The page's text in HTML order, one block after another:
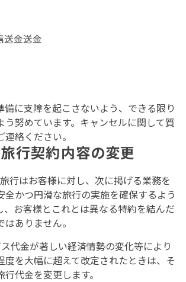
送金送金
備に支障を起こさないよう、できる限り
う努めています。キャンセルに関して質
絡ください。
行契約内容の変更
行はお客様に対し、次に掲げる業務を
全かつ円滑な旅行の実施を確保するよう
、お客様とこれとは異なる特約を結んだ
ありません。
ス代金が著しい経済情勢の変化等により
度を大幅に超えて改定されたときは、そ
代金を変更します。